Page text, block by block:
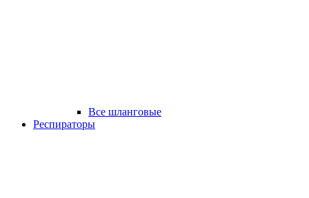
Все шланговые
Респираторы